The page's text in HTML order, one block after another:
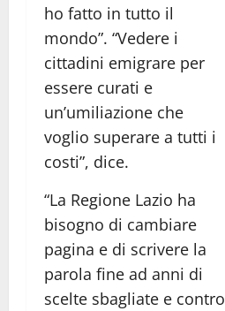
ho fatto in tutto il
mondo”. “Vedere i
cittadini emigrare per
essere curati e
un’umiliazione che
voglio superare a tutti i
costi”, dice.
“La Regione Lazio ha
bisogno di cambiare
pagina e di scrivere la
parola fine ad anni di
scelte sbagliate e contro